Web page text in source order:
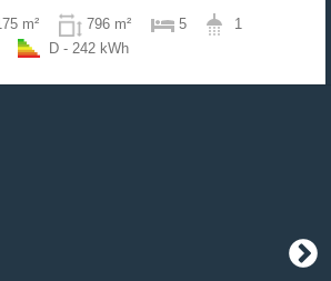
m² 796 m² 5
1
D - 242 kWh